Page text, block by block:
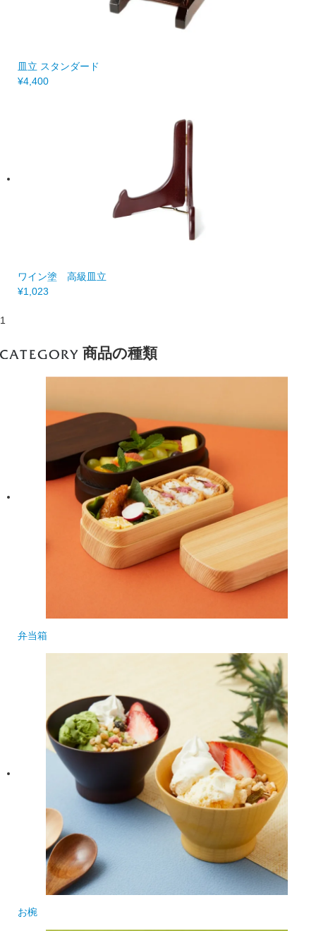
皿立 スタンダード
¥4,400
ワイン塗 高級皿立
¥1,023
1
商品の種類
弁当箱
お椀